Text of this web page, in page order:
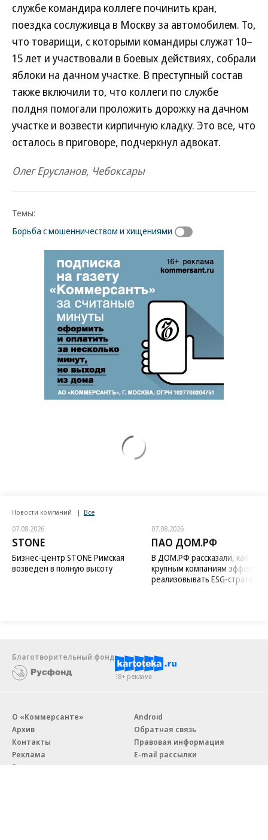
службе командира коллеге починить кран,
поездка сослуживца в Москву за автомобилем. То,
что товарищи, с которыми командиры служат 10–
15 лет и участвовали в боевых действиях, собрали
яблоки на дачном участке. В преступный состав
также включили то, что коллеги по службе
полдня помогали проложить дорожку на дачном
участке и возвести кирпичную кладку. Это все, что
осталось в приговоре, подчеркнул адвокат.
Олег Ерусланов, Чебоксары
Темы:
Борьба с мошенничеством и хищениями
Новости компаний Все
07.08.2026
STONE
Бизнес-центр STONE Римская
возведен в полную высоту
07.08.2026
ПАО ДОМ.РФ
В ДОМ.РФ рассказали, как
крупным компаниям
реализовывать ESG-стратегию
Благотворительный фонд
18+ реклама
О «Коммерсанте»
Архив
Контакты
Реклама
Вакансии
Android
Обратная связь
Правовая информация
E-mail рассылки